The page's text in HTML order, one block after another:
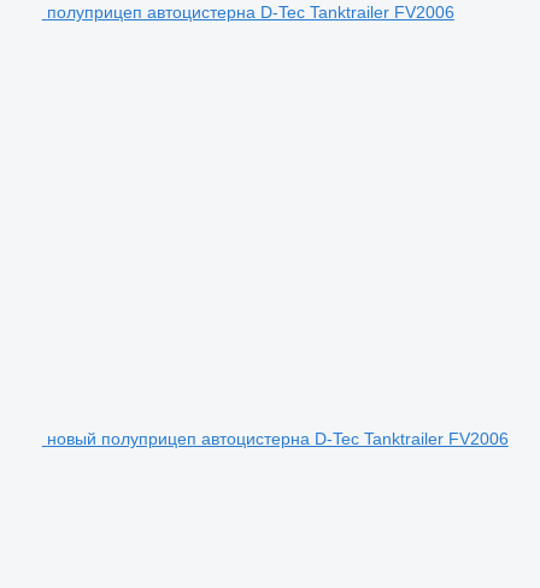
полуприцеп автоцистерна D-Tec Tanktrailer FV2006
новый полуприцеп автоцистерна D-Tec Tanktrailer FV2006